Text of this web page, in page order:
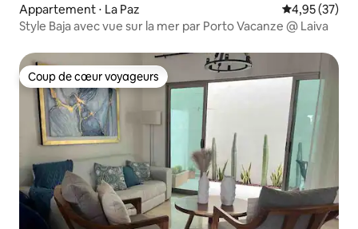
Appartement ⋅ La Paz Évaluation
4,95 (37)
Style Baja avec vue sur la mer par Porto Vacanze @ Laiva
Coup de cœur voyageurs
Coup de cœur voyageurs